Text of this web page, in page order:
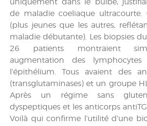
uniquement dans le bulbe,
de maladie coeliaque ultracourte.
(plus jeunes que les autres,
maladie débutante). Les biopsies
26 patients montraient
augmentation des
l’épithélium. Tous avaient des
(transglutaminases) et un groupe
Après un régime sans
dyspeptiques et les anticorps
Voilà qui confirme l’utilité d’une